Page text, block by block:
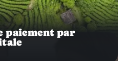
paiement par